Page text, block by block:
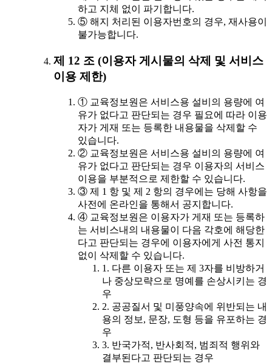
하고 지체 없이 파기합니다.
⑤ 해지 처리된 이용자번호의 경우, 재사용이
불가능합니다.
제 12 조 (이용자 게시물의 삭제 및 서비스
이용 제한)
① 교육정보원은 서비스용 설비의 용량에 여
유가 없다고 판단되는 경우 필요에 따라 이용
자가 게재 또는 등록한 내용물을 삭제할 수
있습니다.
② 교육정보원은 서비스용 설비의 용량에 여
유가 없다고 판단되는 경우 이용자의 서비스
이용을 부분적으로 제한할 수 있습니다.
③ 제 1 항 및 제 2 항의 경우에는 당해 사항을
사전에 온라인을 통해서 공지합니다.
④ 교육정보원은 이용자가 게재 또는 등록하
는 서비스내의 내용물이 다음 각호에 해당한
다고 판단되는 경우에 이용자에게 사전 통지
없이 삭제할 수 있습니다.
1. 다른 이용자 또는 제 3자를 비방하거
나 중상모략으로 명예를 손상시키는 경
우
2. 공공질서 및 미풍양속에 위반되는 내
용의 정보, 문장, 도형 등을 유포하는 경
우
3. 반국가적, 반사회적, 범죄적 행위와
결부된다고 판단되는 경우